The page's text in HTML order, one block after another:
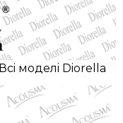
Всi моделi Diorella